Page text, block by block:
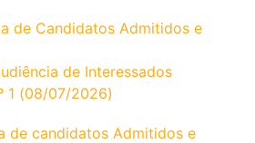
de Candidatos Admitidos e
de Interessados
1 (08/07/2026)
de candidatos Admitidos e